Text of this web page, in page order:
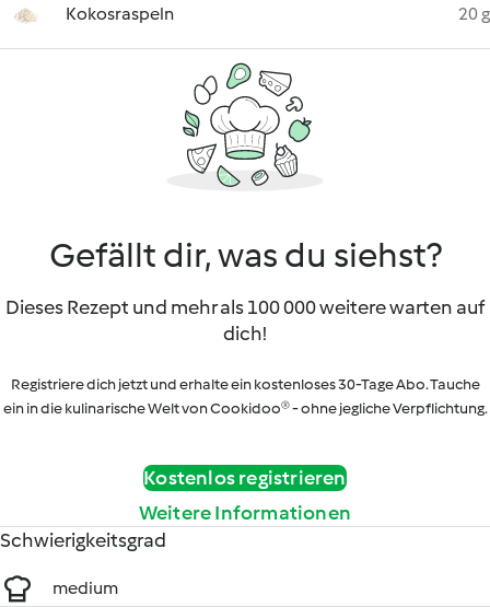
Kokosraspeln 20 g
Gefällt dir, was du siehst?
Dieses Rezept und mehr als 100 000 weitere warten auf
dich!
Registriere dich jetzt und erhalte ein kostenloses 30-Tage Abo. Tauche
ein in die kulinarische Welt von Cookidoo® - ohne jegliche Verpflichtung.
Kostenlos registrieren
Weitere Informationen
Schwierigkeitsgrad
medium